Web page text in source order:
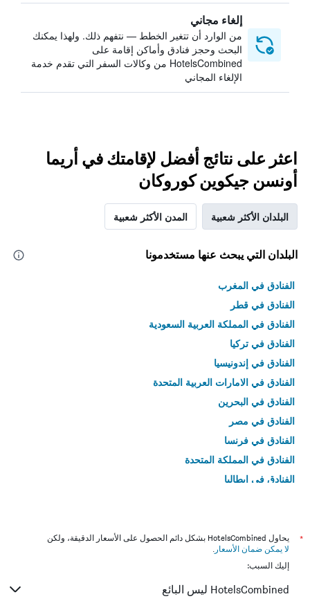
إلغاء مجاني
من الوارد أن تتغير الخطط — نتفهم ذلك. ولهذا يمكنك
البحث وحجز فنادق وأماكن إقامة على
HotelsCombined من وكالات السفر التي تقدم خدمة
الإلغاء المجاني
اعثر على نتائج أفضل لإقامتك في أريما
أونسن جيكوين كوروكان
البلدان الأكثر شعبية المدن الأكثر شعبية
البلدان التي يبحث عنها مستخدمونا
الفنادق في المغرب
الفنادق في قطر
الفنادق في المملكة العربية السعودية
الفنادق في تركيا
الفنادق في إندونيسيا
الفنادق في الامارات العربية المتحدة
الفنادق في البحرين
الفنادق في مصر
الفنادق في فرنسا
الفنادق في المملكة المتحدة
الفنادق في إيطاليا
*
يحاول HotelsCombined بشكل دائم الحصول على الأسعار الدقيقة، ولكن
لا يمكن ضمان الأسعار .
إليك السبب:
HotelsCombined ليس البائع